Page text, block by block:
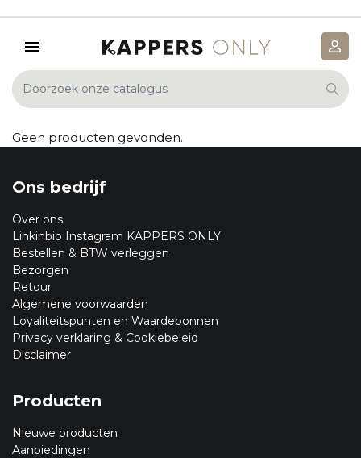
Geen producten gevonden.
Ons bedrijf
Over ons
Linkinbio Instagram KAPPERS ONLY
Bestellen & BTW verleggen
Bezorgen
Retour
Algemene voorwaarden
Loyaliteitspunten en Waardebonnen
Privacy verklaring & Cookiebeleid
Disclaimer
Producten
Nieuwe producten
Aanbiedingen